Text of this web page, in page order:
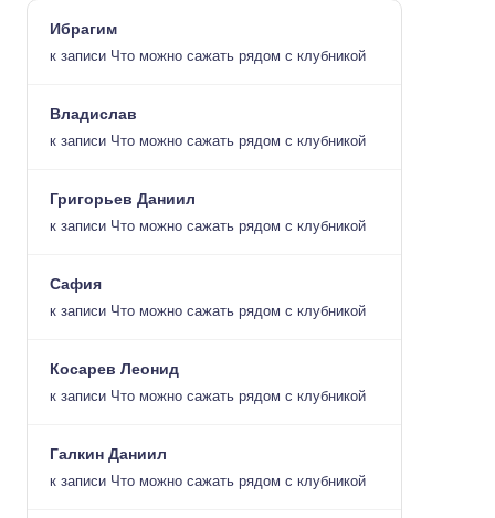
Ибрагим
к записи Что можно сажать рядом с клубникой
Владислав
к записи Что можно сажать рядом с клубникой
Григорьев Даниил
к записи Что можно сажать рядом с клубникой
Сафия
к записи Что можно сажать рядом с клубникой
Косарев Леонид
к записи Что можно сажать рядом с клубникой
Галкин Даниил
к записи Что можно сажать рядом с клубникой